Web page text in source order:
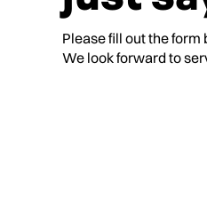
Please fill out the
We look forward to